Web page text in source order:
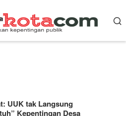
UUK tak Langsung
Kepentingan Desa